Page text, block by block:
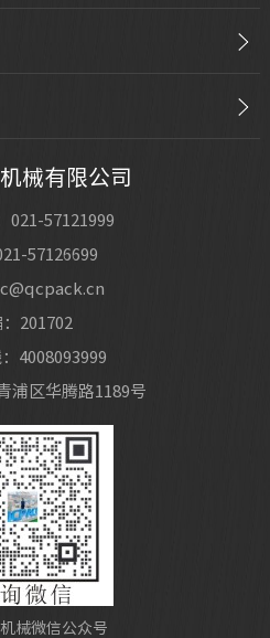
三大顶级设计师揭秘“黑水晶”，全驰机械开启设计新起点
的机械设计及制造经验，拥有多项
贯彻ISO9001质量体系标准严格公司
人工智能主战场
的机械设计及制造经验，拥有多项
械设计及制造经验，拥有多项发明
械有限公司
021-57121999
57126699
：201702
4008093999
浦区华腾路1189号
械微信公众号